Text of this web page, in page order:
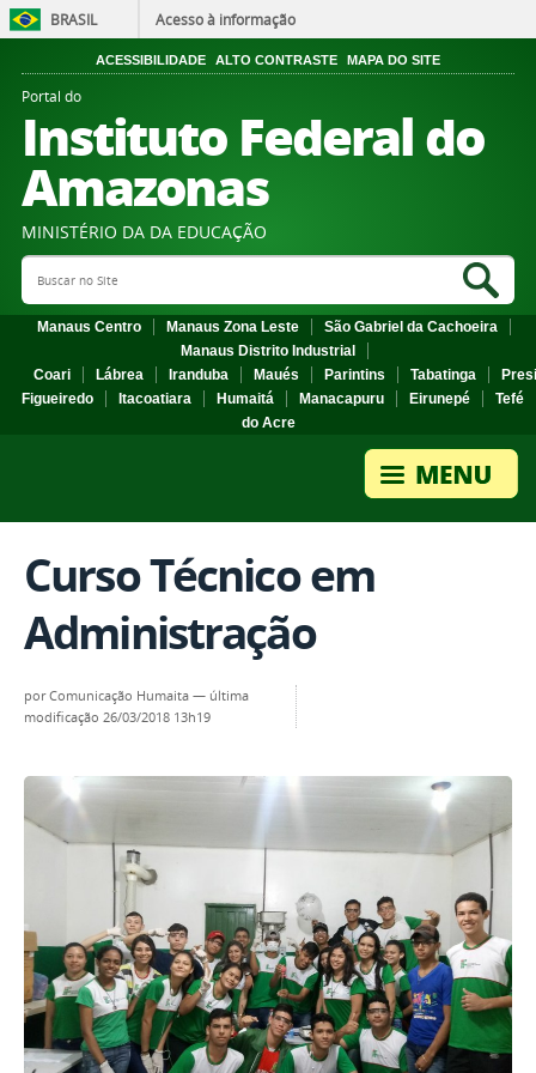
BRASIL Acesso à informação
ACESSIBILIDADE ALTO CONTRASTE MAPA DO SITE
Portal do
Instituto Federal do
Amazonas
MINISTÉRIO DA DA EDUCAÇÃO
Search Site
Manaus Centro Manaus Zona Leste
São Gabriel da Cachoeira
Manaus Distrito Industrial
Coari
Lábrea Iranduba Maués Parintins Tabatinga
Figueiredo
Itacoatiara Humaitá Manacapuru Eirunepé
Tefé
do Acre
Curso Técnico em
Administração
porComunicação Humaita — última
modificação 26/03/2018 13h19